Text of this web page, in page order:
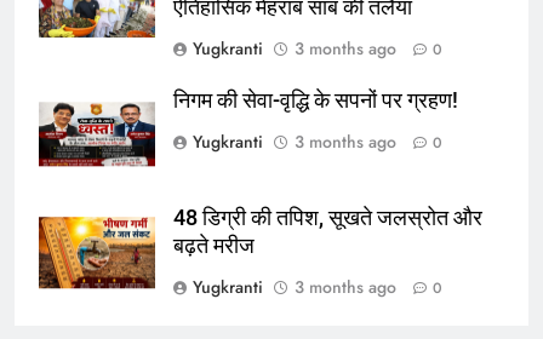
ऐतिहासिक मेहराब साब की तलैया
Yugkranti
3 months ago 0
निगम की सेवा-वृद्धि के सपनों पर ग्रहण!
Yugkranti
3 months ago 0
48 डिग्री की तपिश, सूखते जलस्रोत और
बढ़ते मरीज
Yugkranti
3 months ago 0